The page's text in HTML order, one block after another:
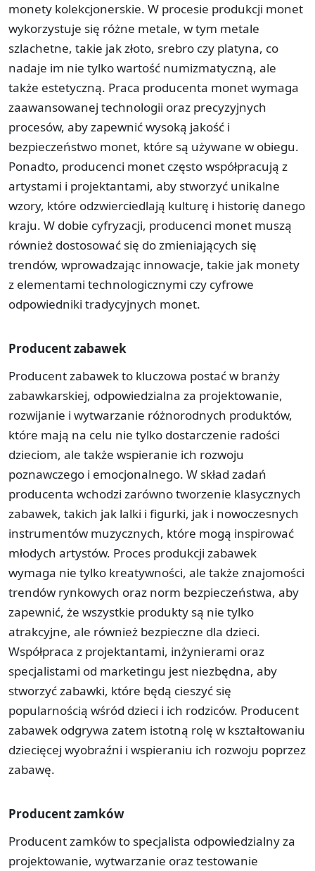
monety kolekcjonerskie. W procesie produkcji monet
wykorzystuje się różne metale, w tym metale
szlachetne, takie jak złoto, srebro czy platyna, co
nadaje im nie tylko wartość numizmatyczną, ale
także estetyczną. Praca producenta monet wymaga
zaawansowanej technologii oraz precyzyjnych
procesów, aby zapewnić wysoką jakość i
bezpieczeństwo monet, które są używane w obiegu.
Ponadto, producenci monet często współpracują z
artystami i projektantami, aby stworzyć unikalne
wzory, które odzwierciedlają kulturę i historię danego
kraju. W dobie cyfryzacji, producenci monet muszą
również dostosować się do zmieniających się
trendów, wprowadzając innowacje, takie jak monety
z elementami technologicznymi czy cyfrowe
odpowiedniki tradycyjnych monet.
Producent zabawek
Producent zabawek to kluczowa postać w branży
zabawkarskiej, odpowiedzialna za projektowanie,
rozwijanie i wytwarzanie różnorodnych produktów,
które mają na celu nie tylko dostarczenie radości
dzieciom, ale także wspieranie ich rozwoju
poznawczego i emocjonalnego. W skład zadań
producenta wchodzi zarówno tworzenie klasycznych
zabawek, takich jak lalki i figurki, jak i nowoczesnych
instrumentów muzycznych, które mogą inspirować
młodych artystów. Proces produkcji zabawek
wymaga nie tylko kreatywności, ale także znajomości
trendów rynkowych oraz norm bezpieczeństwa, aby
zapewnić, że wszystkie produkty są nie tylko
atrakcyjne, ale również bezpieczne dla dzieci.
Współpraca z projektantami, inżynierami oraz
specjalistami od marketingu jest niezbędna, aby
stworzyć zabawki, które będą cieszyć się
popularnością wśród dzieci i ich rodziców. Producent
zabawek odgrywa zatem istotną rolę w kształtowaniu
dziecięcej wyobraźni i wspieraniu ich rozwoju poprzez
zabawę.
Producent zamków
Producent zamków to specjalista odpowiedzialny za
projektowanie, wytwarzanie oraz testowanie